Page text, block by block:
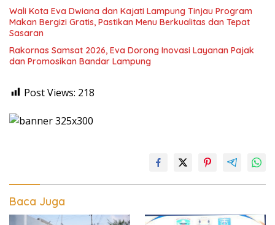
Wali Kota Eva Dwiana dan Kajati Lampung Tinjau Program
Makan Bergizi Gratis, Pastikan Menu Berkualitas dan Tepat
Sasaran
Rakornas Samsat 2026, Eva Dorong Inovasi Layanan Pajak
dan Promosikan Bandar Lampung
Post Views: 218
Baca Juga